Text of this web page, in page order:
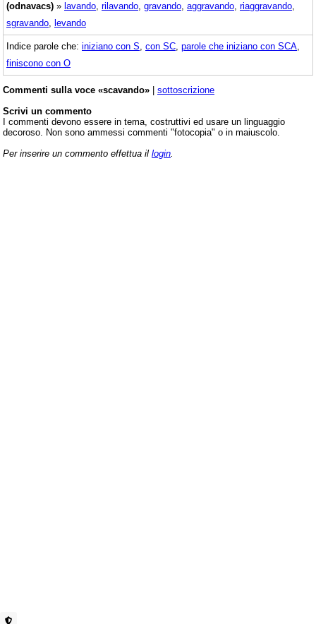
(odnavacs) » lavando rilavando gravando aggravando riaggravando
sgravando levando
Indice parole che: iniziano con S con SC parole che iniziano con SCA
finiscono con O
Commenti sulla voce «scavando» | sottoscrizione
Scrivi un commento
I commenti devono essere in tema, costruttivi ed usare un linguaggio
decoroso. Non sono ammessi commenti "fotocopia" o in maiuscolo.
Per inserire un commento effettua il login